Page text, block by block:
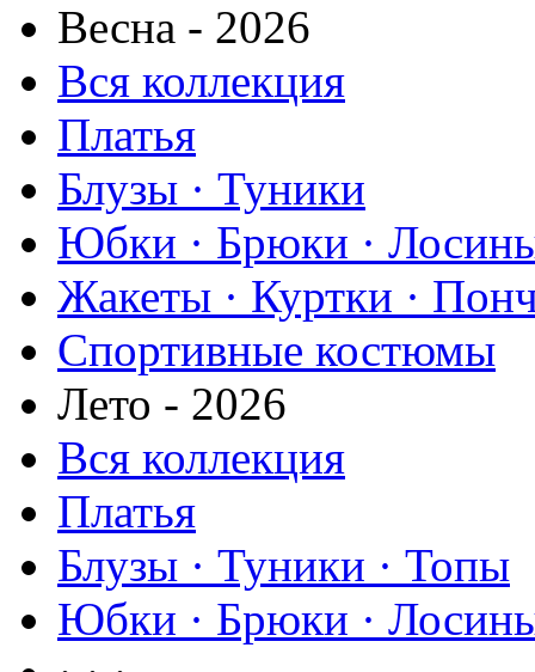
Весна - 2026
Вся коллекция
Платья
Блузы · Туники
Юбки · Брюки ·
Жакеты · Куртки ·
Спортивные костюмы
Лето - 2026
Вся коллекция
Платья
Блузы · Туники · Топы
Юбки · Брюки ·